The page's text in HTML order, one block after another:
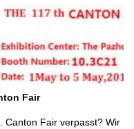
Fair
Canton Fair verpasst? Wir